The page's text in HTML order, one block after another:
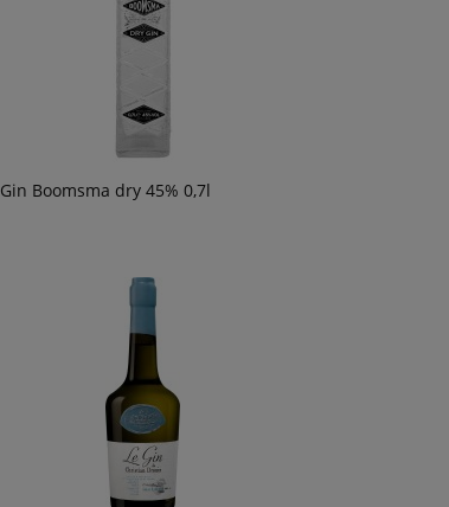
Gin Boomsma dry 45% 0,7l